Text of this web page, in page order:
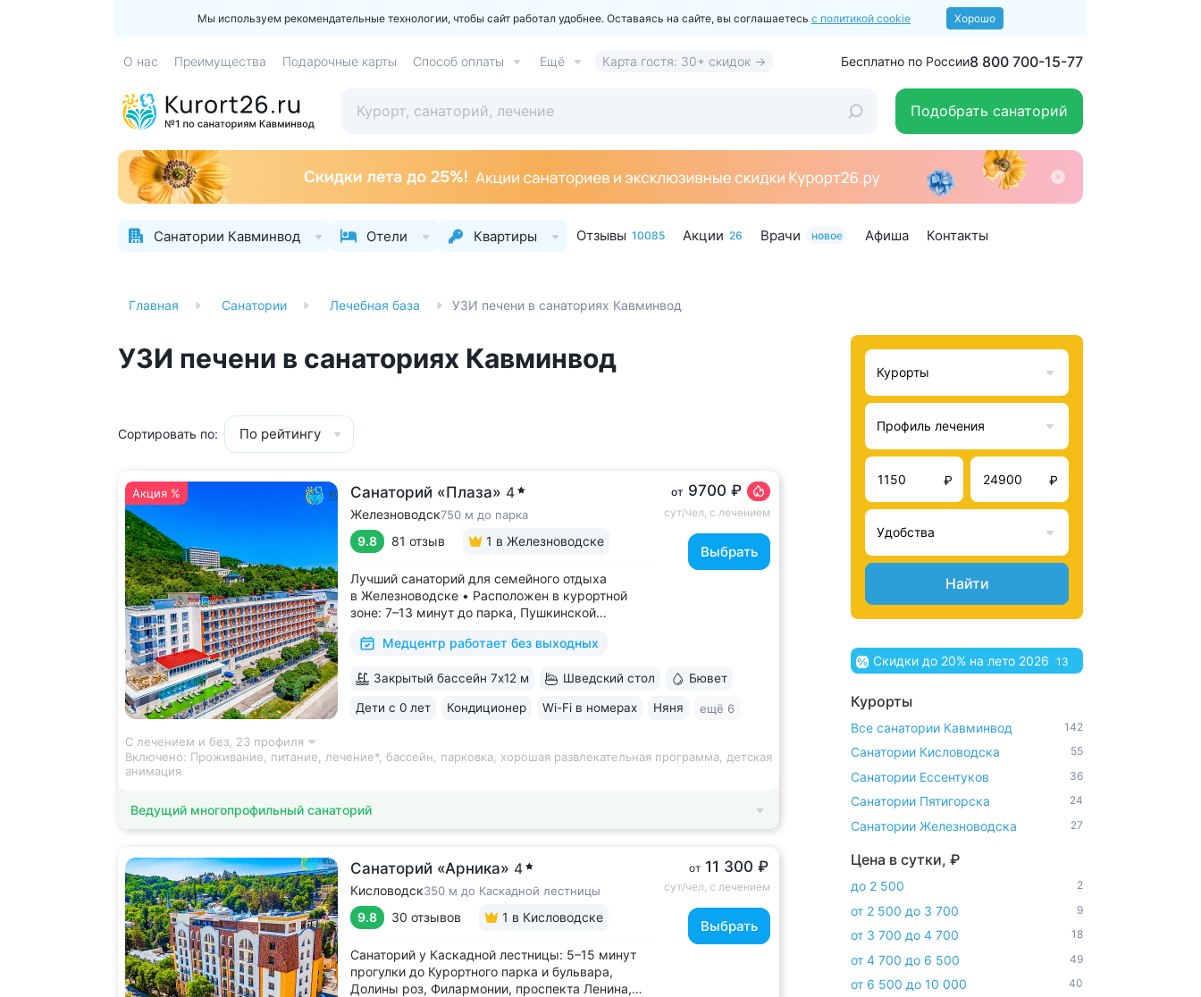
Мы используем рекомендательные технологии, чтобы сайт работал удобнее. Оставаясь на сайте, вы соглашаетесь с политикой cookie Хорошо
О нас Преимущества Подарочные карты Способ оплаты Ещё Карта гостя: 30+ скидок → Бесплатно по России8 800 700-15-77
Подобрать санаторий
Санатории Кавминвод Отели Квартиры Отзывы 10085 Акции 26 Врачи новое Афиша Контакты
Главная Санатории Лечебная база УЗИ печени в санаториях Кавминвод
УЗИ печени в санаториях Кавминвод
Сортировать по: По рейтингу
Акция % Санаторий «Плаза» 4
Железноводск750 м до парка
9.8 81 отзыв 1 в Железноводске
Лучший санаторий для семейного отдыха
в Железноводске • Расположен в курортной
зоне: 7–13 минут до парка, Пушкинской
и «Смирновский» • Собственный бювет
в одном здании: не нужно выходить на улицу,
Медцентр работает без выходных
от 9700 ₽
сут/чел, с лечением
Выбрать
Закрытый бассейн 7х12 м Шведский стол Бювет
Дети с 0 лет Кондиционер Wi-Fi в номерах Няня ещё 6
С лечением и без, 23 профиля
Включено: Проживание, питание, лечение*, бассейн, парковка, хорошая развлекательная программа, детская
анимация
Ведущий многопрофильный санаторий
Санаторий «Арника» 4
Кисловодск350 м до Каскадной лестницы
9.8 30 отзывов 1 в Кисловодске
Санаторий у Каскадной лестницы: 5–15 минут
прогулки до Курортного парка и бульвара,
Долины роз, Филармонии, проспекта Ленина,
от 11 300 ₽
сут/чел, с лечением
Выбрать
Курорты
Профиль лечения
₽ ₽
Удобства
Найти
Скидки до 20% на лето 2026 13
Курорты
Все санатории Кавминвод 142
Санатории Кисловодска 55
Санатории Ессентуков 36
Санатории Пятигорска 24
Санатории Железноводска 27
Цена в сутки, ₽
до 2 500 2
от 2 500 до 3 700 9
от 3 700 до 4 700 18
от 4 700 до 6 500 49
от 6 500 до 10 000 40